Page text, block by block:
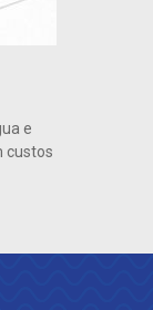
e
custos